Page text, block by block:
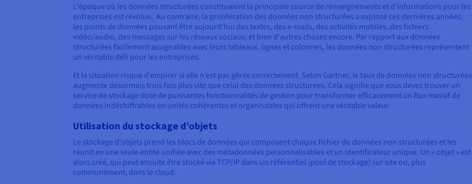
L'époque où les données structurées constituaient la principale source de renseignements et d'informations pour les
entreprises est révolue. Au contraire, la prolifération des données non structurées a explosé ces dernières années,
les points de données pouvant être aujourd’hui des textes, des e-mails, des activités mobiles, des fichiers
vidéo/audio, des messages sur les réseaux sociaux, et bien d'autres choses encore. Par rapport aux données
structurées facilement assignables avec leurs tableaux, lignes et colonnes, les données non structurées représentent
un véritable défi pour les entreprises.
Et la situation risque d’empirer si elle n’est pas gérée correctement. Selon Gartner, le taux de données non structurées
augmente désormais trois fois plus vite que celui des données structurées. Cela signifie que vous devez trouver un
service de stockage doté de puissantes fonctionnalités de gestion pour transformer efficacement un flux massif de
données indéchiffrables en unités cohérentes et organisables qui offrent une véritable valeur.
Utilisation du stockage d’objets
Le stockage d'objets prend les blocs de données qui composent chaque fichier de données non structurées et les
réunit en une seule entité unifiée avec des métadonnées personnalisables et un identificateur unique. Un « objet » est
alors créé, qui peut ensuite être stocké via TCP/IP dans un référentiel (pool de stockage) sur site ou, plus
communément, dans le cloud.